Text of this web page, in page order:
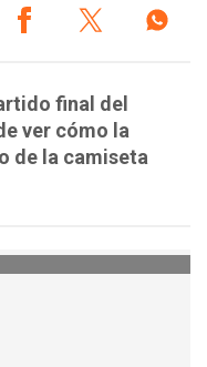
final del
ver cómo la
de la camiseta